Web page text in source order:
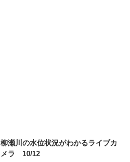
柳瀬川の水位状況がわかるライブカ
メラ 10/12